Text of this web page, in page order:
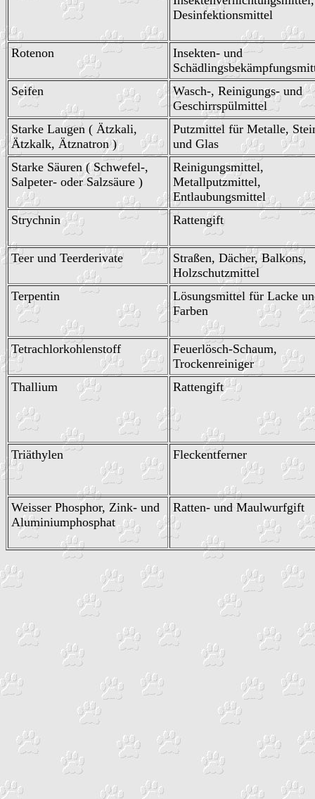
Desinfektionsmittel
Rotenon
Insekten- und
Seifen
Wasch-, Reinigungs- und
Geschirrspülmittel
Starke Laugen ( Ätzkali,
Ätzkalk, Ätznatron )
Putzmittel für Metalle,
und Glas
Starke Säuren ( Schwefel-,
Salpeter- oder Salzsäure )
Reinigungsmittel,
Metallputzmittel,
Entlaubungsmittel
Strychnin
Rattengift
Teer und Teerderivate
Straßen, Dächer, Balkons,
Holzschutzmittel
Terpentin
Lösungsmittel für Lacke
Farben
Tetrachlorkohlenstoff
Feuerlösch-Schaum,
Trockenreiniger
Thallium
Rattengift
Triäthylen Fleckentferner
Weisser Phosphor, Zink- und
Aluminiumphosphat
Ratten- und Maulwurfgift